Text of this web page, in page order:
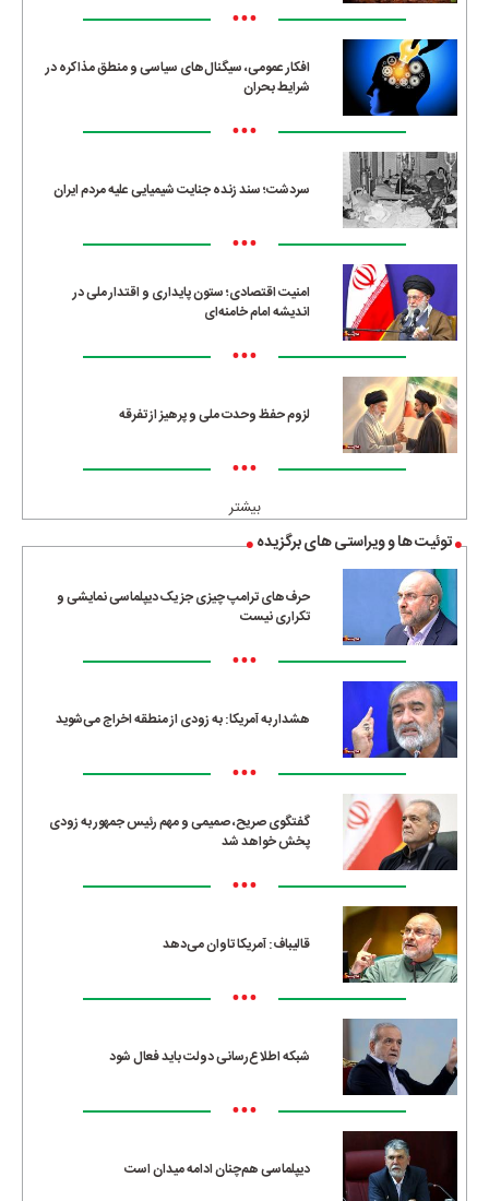
•••
افکار عمومی، سیگنال‌های سیاسی و منطق مذاکره در
شرایط بحران
•••
سردشت؛ سند زنده جنایت شیمیایی علیه مردم ایران
•••
امنیت اقتصادی؛ ستون پایداری و اقتدار ملی در
اندیشه امام خامنه‌ای
•••
لزوم حفظ وحدت ملی و پرهیز از تفرقه
•••
بیشتر
توئیت ها و ویراستی های برگزیده
حرف‌های ترامپ چیزی جز یک دیپلماسی نمایشی و
تکراری نیست
•••
هشدار به آمریکا: به زودی از منطقه اخراج می‌شوید
•••
گفتگوی صریح، صمیمی و مهم رئیس جمهور به زودی
پخش خواهد شد
•••
قالیباف: آمریکا تاوان می‌دهد
•••
شبکه اطلاع‌رسانی دولت باید فعال شود
•••
دیپلماسی هم‌چنان ادامه میدان است